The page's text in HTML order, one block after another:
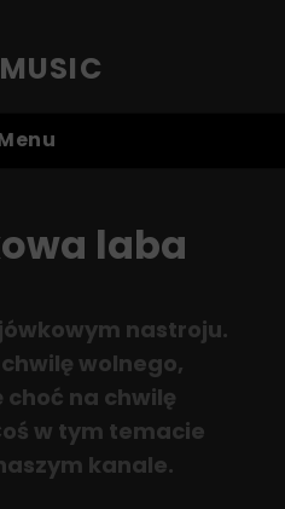
laba
nastroju.
wolnego,
na chwilę
w tym temacie
kanale.